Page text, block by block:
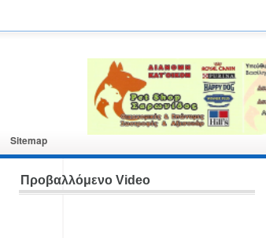
Sitemap
Προβαλλόμενο Video